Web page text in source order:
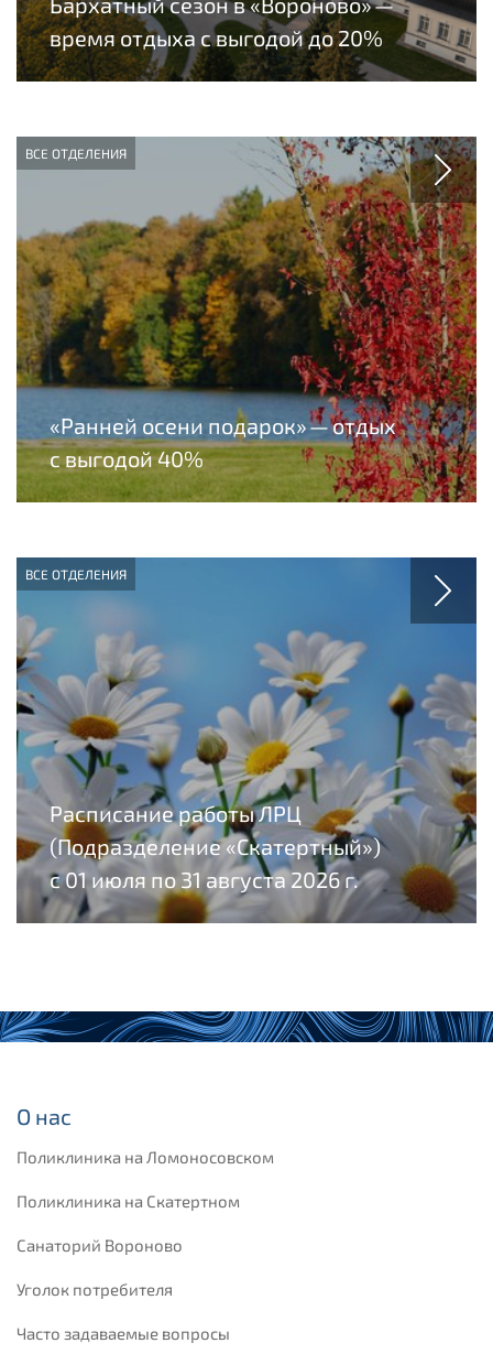
время отдыха с выгодой до 20%
ВСЕ ОТДЕЛЕНИЯ
«Ранней осени подарок» — отдых
с выгодой 40%
ВСЕ ОТДЕЛЕНИЯ
Расписание работы ЛРЦ
(Подразделение «Скатертный»)
с 01 июля по 31 августа 2026 г.
О нас
Поликлиника на Ломоносовском
Поликлиника на Скатертном
Санаторий Вороново
Уголок потребителя
Часто задаваемые вопросы